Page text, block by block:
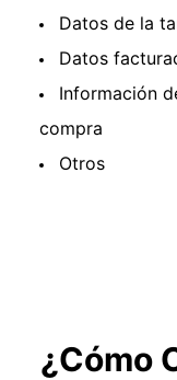
Datos de la
Datos
Información
compra
Otros
¿Cómo